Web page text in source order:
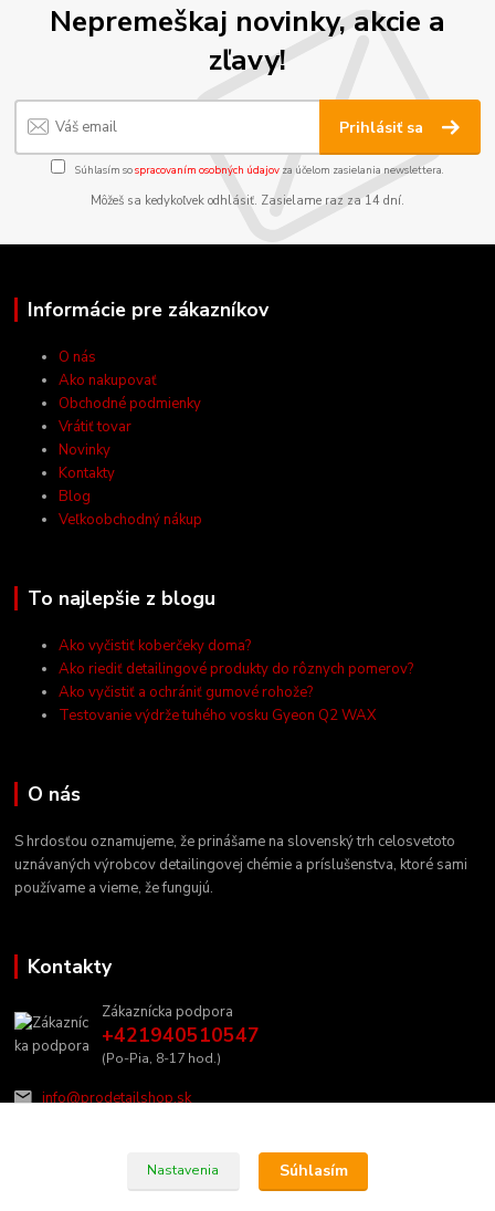
Nepremeškaj novinky, akcie a
zľavy!
Prihlásiť sa
Súhlasím sospracovaním osobných údajov za účelom zasielania newslettera.
Môžeš sa kedykoľvek odhlásiť. Zasielame raz za 14 dní.
Informácie pre zákazníkov
O nás
Ako nakupovať
Obchodné podmienky
Vrátiť tovar
Novinky
Kontakty
Blog
Veľkoobchodný nákup
To najlepšie z blogu
Ako vyčistiť koberčeky doma?
Ako riediť detailingové produkty do rôznych pomerov?
Ako vyčistiť a ochrániť gumové rohože?
Testovanie výdrže tuhého vosku Gyeon Q2 WAX
O nás
S hrdosťou oznamujeme, že prinášame na slovenský trh celosvetoto
uznávaných výrobcov detailingovej chémie a príslušenstva, ktoré sami
používame a vieme, že fungujú.
Kontakty
Zákaznícka podpora
+421940510547
(Po-Pia, 8-17 hod.)
info@prodetailshop.sk
Nastavenia Súhlasím